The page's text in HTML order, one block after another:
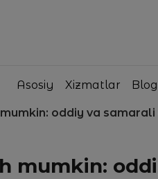
Asosiy Xizmatlar Blog
oddiy va
mumkin: